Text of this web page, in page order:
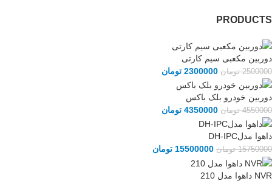
PRODUCTS
دوربین مکعبی سیم کارتی
2500000 تومان 2300000 تومان
دوربین خودرو بلک باکس
4550000 تومان 4350000 تومان
داهوا مدلDH-IPC
15750000 تومان 15500000 تومان
NVR داهوا مدل 210